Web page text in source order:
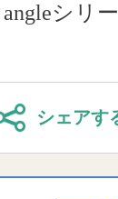
シリ
シェアす